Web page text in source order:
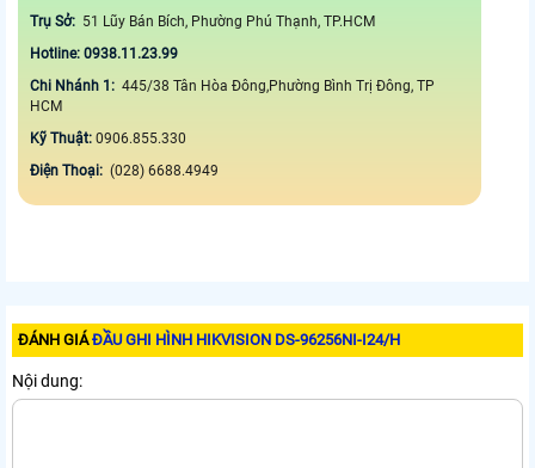
Trụ Sở: 51 Lũy Bán Bích, Phường Phú Thạnh, TP.HCM
Hotline: 0938.11.23.99
Chi Nhánh 1: 445/38 Tân Hòa Đông,Phường Bình Trị Đông, TP
HCM
Kỹ Thuật: 0906.855.330
Điện Thoại: (028) 6688.4949
ĐÁNH GIÁĐẦU GHI HÌNH HIKVISION DS-96256NI-I24/H
Nội dung: